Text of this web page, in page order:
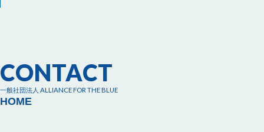
CONTACT
一般社団法人 ALLIANCE FOR THE BLUE
HOME